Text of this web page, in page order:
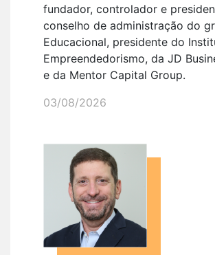
fundador, controlador e
conselho de administração do
Educacional, presidente do
Empreendedorismo, da JD
e da Mentor Capital Group.
03/08/2026